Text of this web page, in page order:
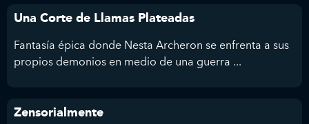
Una Corte de Llamas Plateadas
Fantasía épica donde Nesta Archeron se enfrenta a sus
propios demonios en medio de una guerra ...
Zensorialmente